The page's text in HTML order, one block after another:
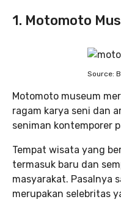
1. Motomoto
Source:
Motomoto museum
ragam karya seni dan
seniman kontemporer
Tempat wisata yang
termasuk baru dan
masyarakat. Pasalnya
merupakan selebritas